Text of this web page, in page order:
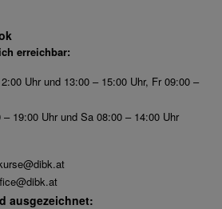
erreichbar:
Uhr und 13:00 – 15:00 Uhr, Fr 09:00 –
19:00 Uhr und Sa 08:00 – 14:00 Uhr
ausgezeichnet: